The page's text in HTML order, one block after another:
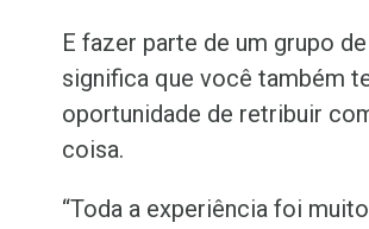
E fazer parte de um grupo
significa que você também
oportunidade de retribuir
coisa.
“Toda a experiência foi muito